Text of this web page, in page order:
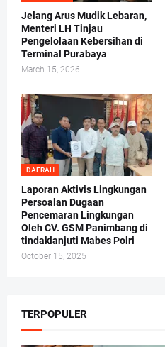
Jelang Arus Mudik Lebaran,
Menteri LH Tinjau
Pengelolaan Kebersihan di
Terminal Purabaya
March 15, 2026
DAERAH
Laporan Aktivis Lingkungan
Persoalan Dugaan
Pencemaran Lingkungan
Oleh CV. GSM Panimbang di
tindaklanjuti Mabes Polri
October 15, 2025
TERPOPULER